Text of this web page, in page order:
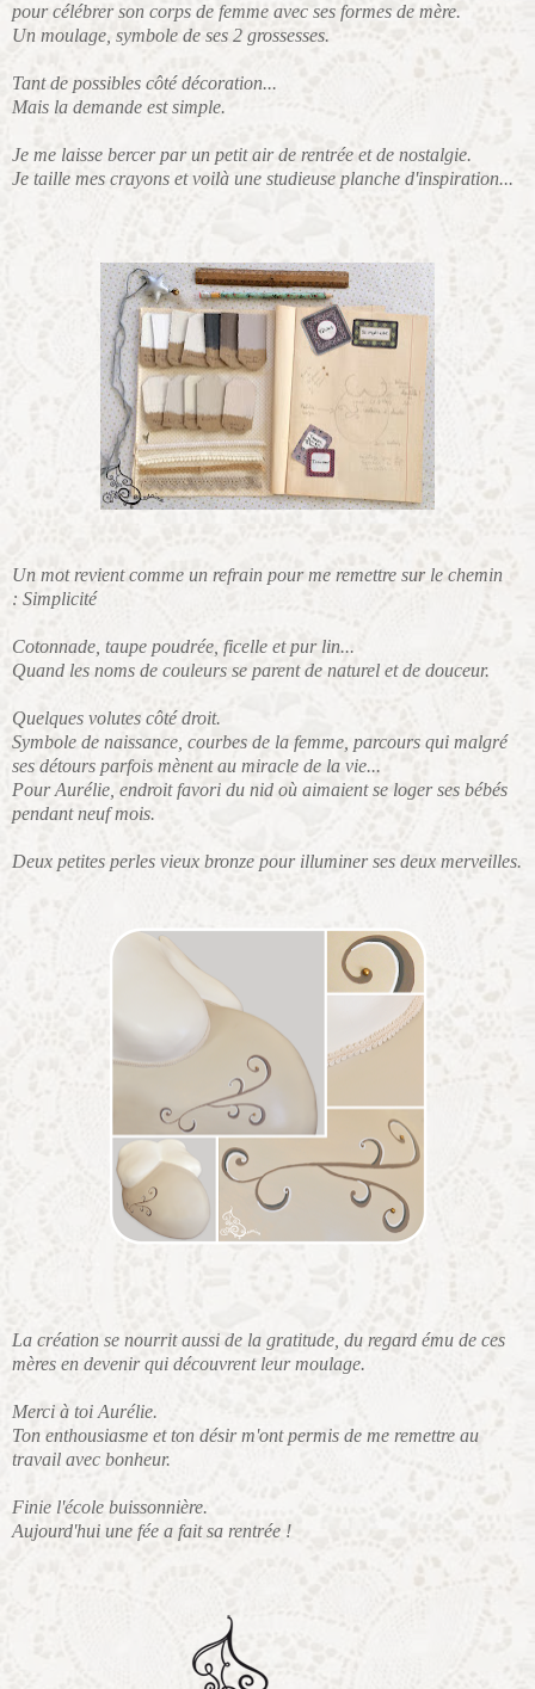
pour célébrer son corps de femme avec ses formes de mère.
Un moulage, symbole de ses 2 grossesses.
Tant de possibles côté décoration...
Mais la demande est simple.
Je me laisse bercer par un petit air de rentrée et de nostalgie.
Je taille mes crayons et voilà une studieuse planche d'inspiration...
Un mot revient comme un refrain pour me remettre sur le chemin
: Simplicité
Cotonnade, taupe poudrée, ficelle et pur lin...
Quand les noms de couleurs se parent de naturel et de douceur.
Quelques volutes côté droit.
Symbole de naissance, courbes de la femme, parcours qui malgré
ses détours parfois mènent au miracle de la vie...
Pour Aurélie, endroit favori du nid où aimaient se loger ses bébés
pendant neuf mois.
Deux petites perles vieux bronze pour illuminer ses deux merveilles.
La création se nourrit aussi de la gratitude, du regard ému de ces
mères en devenir qui découvrent leur moulage.
Merci à toi Aurélie.
Ton enthousiasme et ton désir m'ont permis de me remettre au
travail avec bonheur.
Finie l'école buissonnière.
Aujourd'hui une fée a fait sa rentrée !